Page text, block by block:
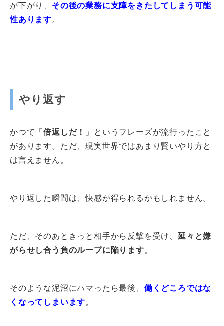
が下がり、 その後の業務に支障をきたしてしまう可能
性あります。
やり返す
かつて「倍返しだ！
」というフレーズが流行ったこと
があります。ただ、現実世界ではあまり賢いやり方と
は言えません。
やり返した瞬間は、快感が得られるかもしれません。
ただ、そのあときっと相手から反撃を受け、 延々と嫌
がらせし合う負のループに陥ります。
そのような泥沼にハマったら最後、 働くどころではな
くなってしまいます。